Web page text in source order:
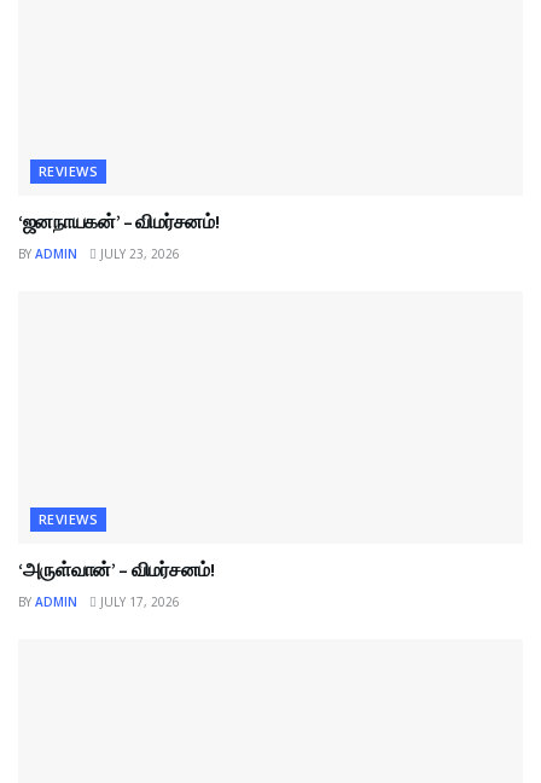
REVIEWS
‘ஜனநாயகன்’ – விமர்சனம்!
BY ADMIN JULY 23, 2026
REVIEWS
‘அருள்வான்’ – விமர்சனம்!
BY ADMIN JULY 17, 2026